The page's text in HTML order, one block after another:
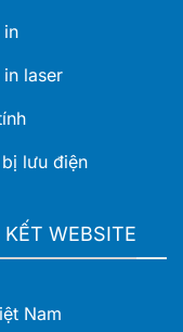
in
in laser
lưu điện
KẾT WEBSITE
Nam